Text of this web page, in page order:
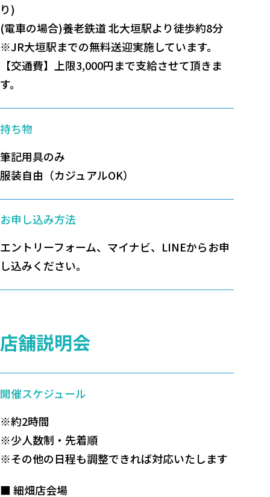
り)
(電車の場合)養老鉄道 北大垣駅より徒歩約8分
※JR大垣駅までの無料送迎実施しています。
【交通費】上限3,000円まで支給させて頂きま
す。
持ち物
筆記用具のみ
服装自由（カジュアルOK）
お申し込み方法
エントリーフォーム、マイナビ、LINEからお申
し込みください。
店舗説明会
開催スケジュール
※約2時間
※少人数制・先着順
※その他の日程も調整できれば対応いたします
■ 細畑店会場